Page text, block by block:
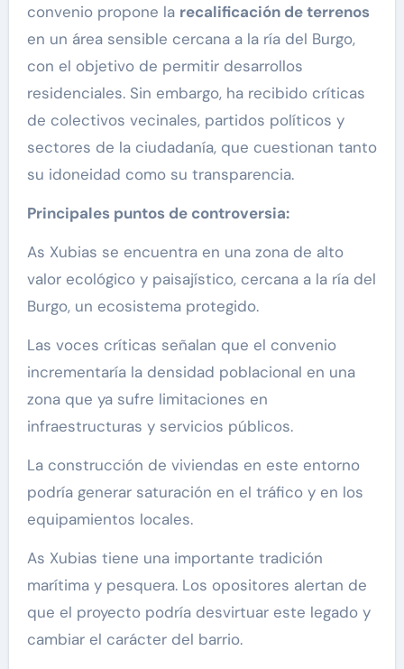
convenio propone la recalificación de terrenos
en un área sensible cercana a la ría del Burgo,
con el objetivo de permitir desarrollos
residenciales. Sin embargo, ha recibido críticas
de colectivos vecinales, partidos políticos y
sectores de la ciudadanía, que cuestionan tanto
su idoneidad como su transparencia.
Principales puntos de controversia:
As Xubias se encuentra en una zona de alto
valor ecológico y paisajístico, cercana a la ría del
Burgo, un ecosistema protegido.
Las voces críticas señalan que el convenio
incrementaría la densidad poblacional en una
zona que ya sufre limitaciones en
infraestructuras y servicios públicos.
La construcción de viviendas en este entorno
podría generar saturación en el tráfico y en los
equipamientos locales.
As Xubias tiene una importante tradición
marítima y pesquera. Los opositores alertan de
que el proyecto podría desvirtuar este legado y
cambiar el carácter del barrio.